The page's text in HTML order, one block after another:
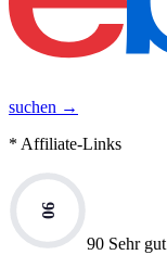
suchen →
* Affiliate-Links
90
90 Sehr gut